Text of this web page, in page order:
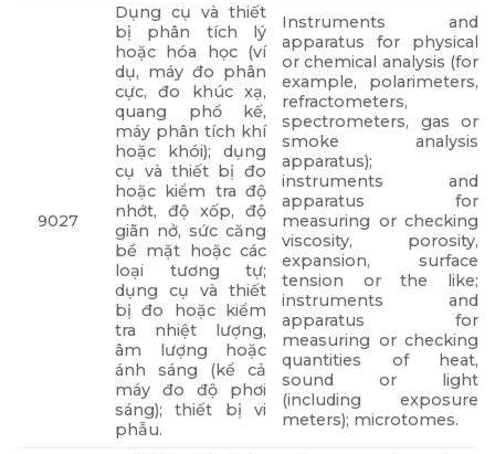
9027
Dụng cụ và thiết
bị phân tích lý
hoặc hóa học (ví
dụ, máy đo phân
cực, đo khúc xạ,
quang phổ kế,
máy phân tích khí
hoặc khói); dụng
cụ và thiết bị đo
hoặc kiểm tra độ
nhớt, độ xốp, độ
giãn nở, sức căng
bề mặt hoặc các
loại tương tự;
dụng cụ và thiết
bị đo hoặc kiểm
tra nhiệt lượng,
âm lượng hoặc
ánh sáng (kể cả
máy đo độ phơi
sáng); thiết bị vi
phẫu.
Instruments and
apparatus for physical
or chemical analysis (for
example, polarimeters,
refractometers,
spectrometers, gas or
smoke analysis
apparatus);
instruments and
apparatus for
measuring or checking
viscosity, porosity,
expansion, surface
tension or the like;
instruments and
apparatus for
measuring or checking
quantities of heat,
sound or light
(including exposure
meters); microtomes.